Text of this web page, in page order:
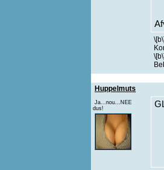
Huppelmuts
Ja...nou...NEE
dus!